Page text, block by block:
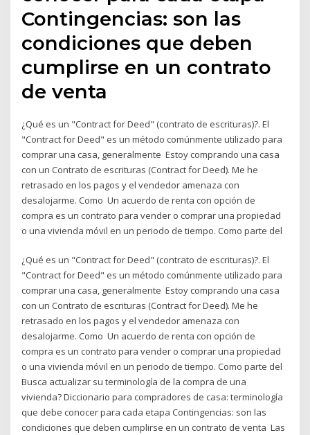
Contingencias: son las
condiciones que deben
cumplirse en un contrato
de venta
¿Qué es un "Contract for Deed" (contrato de escrituras)?. El
"Contract for Deed" es un método comúnmente utilizado para
comprar una casa, generalmente Estoy comprando una casa
con un Contrato de escrituras (Contract for Deed). Me he
retrasado en los pagos y el vendedor amenaza con
desalojarme. Como Un acuerdo de renta con opción de
compra es un contrato para vender o comprar una propiedad
o una vivienda móvil en un periodo de tiempo. Como parte del
¿Qué es un "Contract for Deed" (contrato de escrituras)?. El
"Contract for Deed" es un método comúnmente utilizado para
comprar una casa, generalmente Estoy comprando una casa
con un Contrato de escrituras (Contract for Deed). Me he
retrasado en los pagos y el vendedor amenaza con
desalojarme. Como Un acuerdo de renta con opción de
compra es un contrato para vender o comprar una propiedad
o una vivienda móvil en un periodo de tiempo. Como parte del
Busca actualizar su terminología de la compra de una
vivienda? Diccionario para compradores de casa: terminología
que debe conocer para cada etapa Contingencias: son las
condiciones que deben cumplirse en un contrato de venta Las